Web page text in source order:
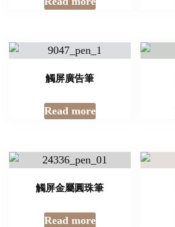
觸屏廣告筆
Read more
觸屏金屬圓珠筆
Read more